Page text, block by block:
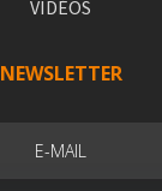
VIDÉOS
NEWSLETTER